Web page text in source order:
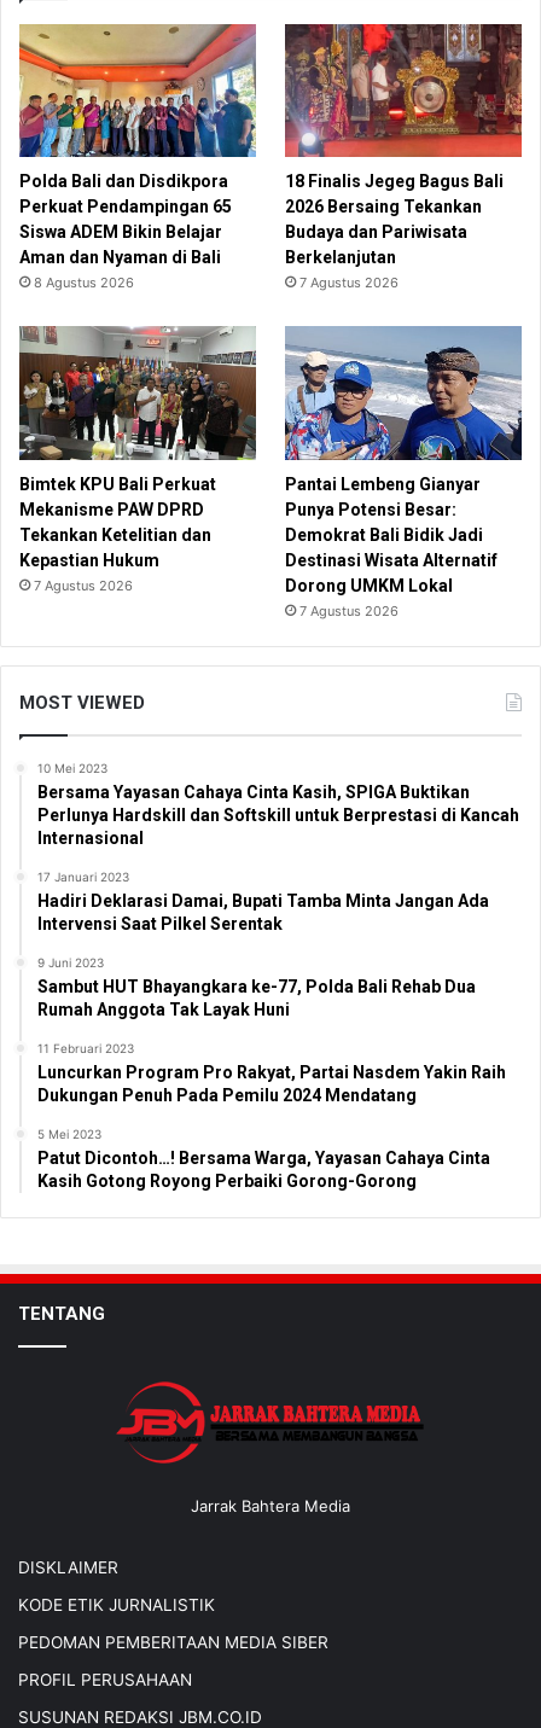
Polda Bali dan Disdikpora
Perkuat Pendampingan 65
Siswa ADEM Bikin Belajar
Aman dan Nyaman di Bali
8 Agustus 2026
18 Finalis Jegeg Bagus Bali
2026 Bersaing Tekankan
Budaya dan Pariwisata
Berkelanjutan
7 Agustus 2026
Bimtek KPU Bali Perkuat
Mekanisme PAW DPRD
Tekankan Ketelitian dan
Kepastian Hukum
7 Agustus 2026
Pantai Lembeng Gianyar
Punya Potensi Besar:
Demokrat Bali Bidik Jadi
Destinasi Wisata Alternatif
Dorong UMKM Lokal
7 Agustus 2026
MOST VIEWED
10 Mei 2023
Bersama Yayasan Cahaya Cinta Kasih, SPIGA Buktikan
Perlunya Hardskill dan Softskill untuk Berprestasi di Kancah
Internasional
17 Januari 2023
Hadiri Deklarasi Damai, Bupati Tamba Minta Jangan Ada
Intervensi Saat Pilkel Serentak
9 Juni 2023
Sambut HUT Bhayangkara ke-77, Polda Bali Rehab Dua
Rumah Anggota Tak Layak Huni
11 Februari 2023
Luncurkan Program Pro Rakyat, Partai Nasdem Yakin Raih
Dukungan Penuh Pada Pemilu 2024 Mendatang
5 Mei 2023
Patut Dicontoh…! Bersama Warga, Yayasan Cahaya Cinta
Kasih Gotong Royong Perbaiki Gorong-Gorong
TENTANG
Jarrak Bahtera Media
DISKLAIMER
KODE ETIK JURNALISTIK
PEDOMAN PEMBERITAAN MEDIA SIBER
PROFIL PERUSAHAAN
SUSUNAN REDAKSI JBM.CO.ID